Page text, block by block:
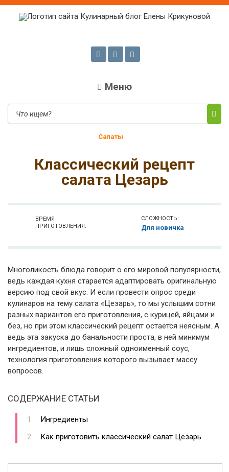
Крикуновой
Меню
Салаты
Классический рецепт
салата Цезарь
ВРЕМЯ
ПРИГОТОВЛЕНИЯ:
СЛОЖНОСТЬ:
Для новичка
Многоликость блюда говорит о его мировой популярности,
ведь каждая кухня старается адаптировать оригинальную
версию под свой вкус. И если провести опрос среди
кулинаров на тему салата «Цезарь», то мы услышим сотни
разных вариантов его приготовления, с курицей, яйцами и
без, но при этом классический рецепт остается неясным. А
ведь эта закуска до банальности проста, в ней минимум
ингредиентов, и лишь сложный одноименный соус,
технология приготовления которого вызывает массу
вопросов.
СОДЕРЖАНИЕ СТАТЬИ
Ингредиенты
Как приготовить классический салат Цезарь